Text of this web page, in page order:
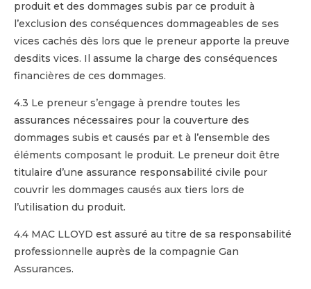
produit et des dommages subis par ce produit à
l’exclusion des conséquences dommageables de ses
vices cachés dès lors que le preneur apporte la preuve
desdits vices. Il assume la charge des conséquences
financières de ces dommages.
4.3 Le preneur s’engage à prendre toutes les
assurances nécessaires pour la couverture des
dommages subis et causés par et à l’ensemble des
éléments composant le produit. Le preneur doit être
titulaire d’une assurance responsabilité civile pour
couvrir les dommages causés aux tiers lors de
l’utilisation du produit.
4.4 MAC LLOYD est assuré au titre de sa responsabilité
professionnelle auprès de la compagnie Gan
Assurances.